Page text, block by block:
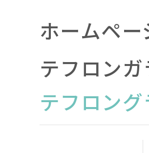
ホームペー
テフロン
テフロン